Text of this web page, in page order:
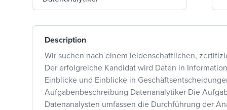
Description
Wir suchen nach einem leidenschaftlichen,
Der erfolgreiche Kandidat wird Daten in
Einblicke und Einblicke in
Aufgabenbeschreibung Datenanalytiker Die
Datenanalysten umfassen die Durchführung der